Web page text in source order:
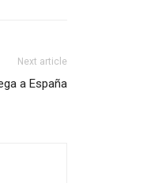
Next article
a España